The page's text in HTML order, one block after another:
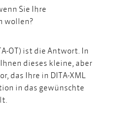
Sie Ihre
wollen?
OT) ist die Antwort. In
dieses kleine, aber
das Ihre in DITA-XML
in das gewünschte